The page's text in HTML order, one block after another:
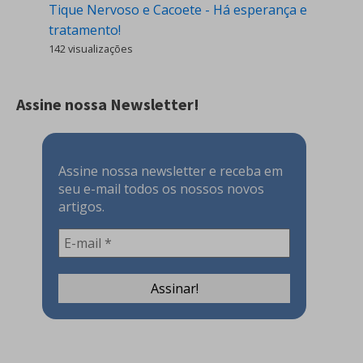
Tique Nervoso e Cacoete - Há esperança e
tratamento!
142 visualizações
Assine nossa Newsletter!
Assine nossa newsletter e receba em
seu e-mail todos os nossos novos
artigos.